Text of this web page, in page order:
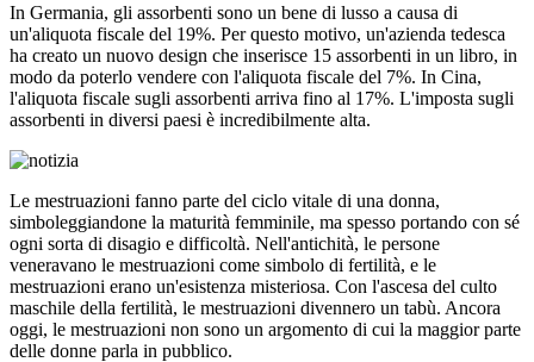
In Germania, gli assorbenti sono un bene di lusso a causa di
un'aliquota fiscale del 19%. Per questo motivo, un'azienda tedesca
ha creato un nuovo design che inserisce 15 assorbenti in un libro, in
modo da poterlo vendere con l'aliquota fiscale del 7%. In Cina,
l'aliquota fiscale sugli assorbenti arriva fino al 17%. L'imposta sugli
assorbenti in diversi paesi è incredibilmente alta.
Le mestruazioni fanno parte del ciclo vitale di una donna,
simboleggiandone la maturità femminile, ma spesso portando con sé
ogni sorta di disagio e difficoltà. Nell'antichità, le persone
veneravano le mestruazioni come simbolo di fertilità, e le
mestruazioni erano un'esistenza misteriosa. Con l'ascesa del culto
maschile della fertilità, le mestruazioni divennero un tabù. Ancora
oggi, le mestruazioni non sono un argomento di cui la maggior parte
delle donne parla in pubblico.